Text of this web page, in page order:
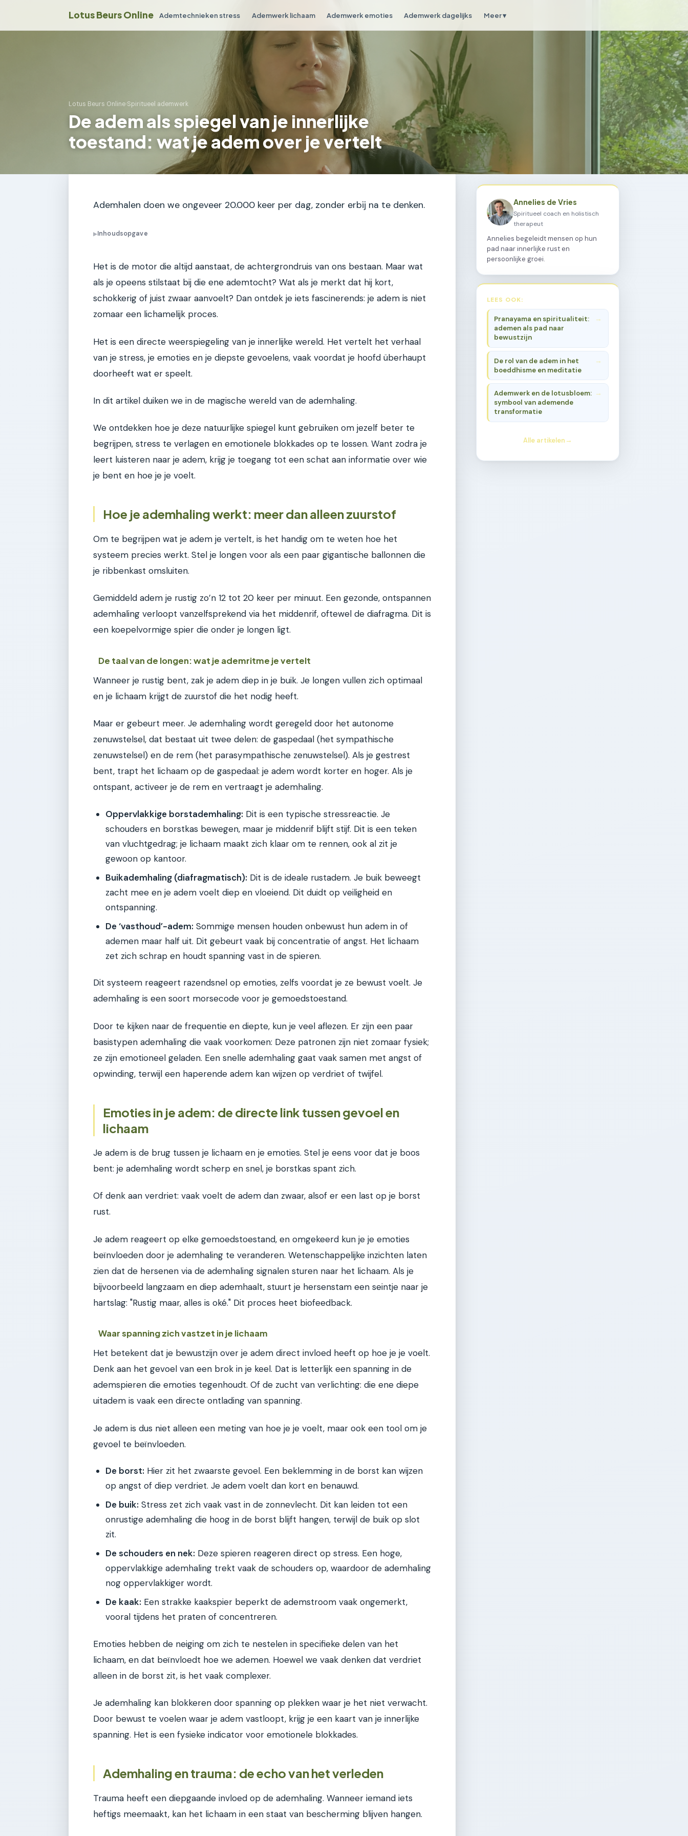
Lotus Beurs Online Ademtechnieken stress Ademwerk lichaam Ademwerk emoties Ademwerk dagelijks Meer ▾
Lotus Beurs Online›Spiritueel ademwerk
De adem als spiegel van je innerlijke
toestand: wat je adem over je vertelt
Ademhalen doen we ongeveer 20.000 keer per dag, zonder erbij na te denken.
▶Inhoudsopgave
Het is de motor die altijd aanstaat, de achtergrondruis van ons bestaan. Maar wat
als je opeens stilstaat bij die ene ademtocht? Wat als je merkt dat hij kort,
schokkerig of juist zwaar aanvoelt? Dan ontdek je iets fascinerends: je adem is niet
zomaar een lichamelijk proces.
Het is een directe weerspiegeling van je innerlijke wereld. Het vertelt het verhaal
van je stress, je emoties en je diepste gevoelens, vaak voordat je hoofd überhaupt
doorheeft wat er speelt.
In dit artikel duiken we in de magische wereld van de ademhaling.
We ontdekken hoe je deze natuurlijke spiegel kunt gebruiken om jezelf beter te
begrijpen, stress te verlagen en emotionele blokkades op te lossen. Want zodra je
leert luisteren naar je adem, krijg je toegang tot een schat aan informatie over wie
je bent en hoe je je voelt.
Hoe je ademhaling werkt: meer dan alleen zuurstof
Om te begrijpen wat je adem je vertelt, is het handig om te weten hoe het
systeem precies werkt. Stel je longen voor als een paar gigantische ballonnen die
je ribbenkast omsluiten.
Gemiddeld adem je rustig zo’n 12 tot 20 keer per minuut. Een gezonde, ontspannen
ademhaling verloopt vanzelfsprekend via het middenrif, oftewel de diafragma. Dit is
een koepelvormige spier die onder je longen ligt.
De taal van de longen: wat je ademritme je vertelt
Wanneer je rustig bent, zak je adem diep in je buik. Je longen vullen zich optimaal
en je lichaam krijgt de zuurstof die het nodig heeft.
Maar er gebeurt meer. Je ademhaling wordt geregeld door het autonome
zenuwstelsel, dat bestaat uit twee delen: de gaspedaal (het sympathische
zenuwstelsel) en de rem (het parasympathische zenuwstelsel). Als je gestrest
bent, trapt het lichaam op de gaspedaal: je adem wordt korter en hoger. Als je
ontspant, activeer je de rem en vertraagt je ademhaling.
Oppervlakkige borstademhaling: Dit is een typische stressreactie. Je
schouders en borstkas bewegen, maar je middenrif blijft stijf. Dit is een teken
van vluchtgedrag; je lichaam maakt zich klaar om te rennen, ook al zit je
gewoon op kantoor.
Buikademhaling (diafragmatisch): Dit is de ideale rustadem. Je buik beweegt
zacht mee en je adem voelt diep en vloeiend. Dit duidt op veiligheid en
ontspanning.
De ‘vasthoud’-adem: Sommige mensen houden onbewust hun adem in of
ademen maar half uit. Dit gebeurt vaak bij concentratie of angst. Het lichaam
zet zich schrap en houdt spanning vast in de spieren.
Dit systeem reageert razendsnel op emoties, zelfs voordat je ze bewust voelt. Je
ademhaling is een soort morsecode voor je gemoedstoestand.
Door te kijken naar de frequentie en diepte, kun je veel aflezen. Er zijn een paar
basistypen ademhaling die vaak voorkomen: Deze patronen zijn niet zomaar fysiek;
ze zijn emotioneel geladen. Een snelle ademhaling gaat vaak samen met angst of
opwinding, terwijl een haperende adem kan wijzen op verdriet of twijfel.
Emoties in je adem: de directe link tussen gevoel en
lichaam
Je adem is de brug tussen je lichaam en je emoties. Stel je eens voor dat je boos
bent: je ademhaling wordt scherp en snel, je borstkas spant zich.
Of denk aan verdriet: vaak voelt de adem dan zwaar, alsof er een last op je borst
rust.
Je adem reageert op elke gemoedstoestand, en omgekeerd kun je je emoties
beïnvloeden door je ademhaling te veranderen. Wetenschappelijke inzichten laten
zien dat de hersenen via de ademhaling signalen sturen naar het lichaam. Als je
bijvoorbeeld langzaam en diep ademhaalt, stuurt je hersenstam een seintje naar je
hartslag: "Rustig maar, alles is oké." Dit proces heet biofeedback.
Waar spanning zich vastzet in je lichaam
Het betekent dat je bewustzijn over je adem direct invloed heeft op hoe je je voelt.
Denk aan het gevoel van een brok in je keel. Dat is letterlijk een spanning in de
ademspieren die emoties tegenhoudt. Of de zucht van verlichting: die ene diepe
uitadem is vaak een directe ontlading van spanning.
Je adem is dus niet alleen een meting van hoe je je voelt, maar ook een tool om je
gevoel te beïnvloeden.
De borst: Hier zit het zwaarste gevoel. Een beklemming in de borst kan wijzen
op angst of diep verdriet. Je adem voelt dan kort en benauwd.
De buik: Stress zet zich vaak vast in de zonnevlecht. Dit kan leiden tot een
onrustige ademhaling die hoog in de borst blijft hangen, terwijl de buik op slot
zit.
De schouders en nek: Deze spieren reageren direct op stress. Een hoge,
oppervlakkige ademhaling trekt vaak de schouders op, waardoor de ademhaling
nog oppervlakkiger wordt.
De kaak: Een strakke kaakspier beperkt de ademstroom vaak ongemerkt,
vooral tijdens het praten of concentreren.
Emoties hebben de neiging om zich te nestelen in specifieke delen van het
lichaam, en dat beïnvloedt hoe we ademen. Hoewel we vaak denken dat verdriet
alleen in de borst zit, is het vaak complexer.
Je ademhaling kan blokkeren door spanning op plekken waar je het niet verwacht.
Door bewust te voelen waar je adem vastloopt, krijg je een kaart van je innerlijke
spanning. Het is een fysieke indicator voor emotionele blokkades.
Ademhaling en trauma: de echo van het verleden
Trauma heeft een diepgaande invloed op de ademhaling. Wanneer iemand iets
heftigs meemaakt, kan het lichaam in een staat van bescherming blijven hangen.
Annelies de Vries
Spiritueel coach en holistisch
therapeut
Annelies begeleidt mensen op hun
pad naar innerlijke rust en
persoonlijke groei.
LEES OOK:
Pranayama en spiritualiteit:
ademen als pad naar
bewustzijn
De rol van de adem in het
boeddhisme en meditatie
Ademwerk en de lotusbloem:
symbool van ademende
transformatie
Alle artikelen